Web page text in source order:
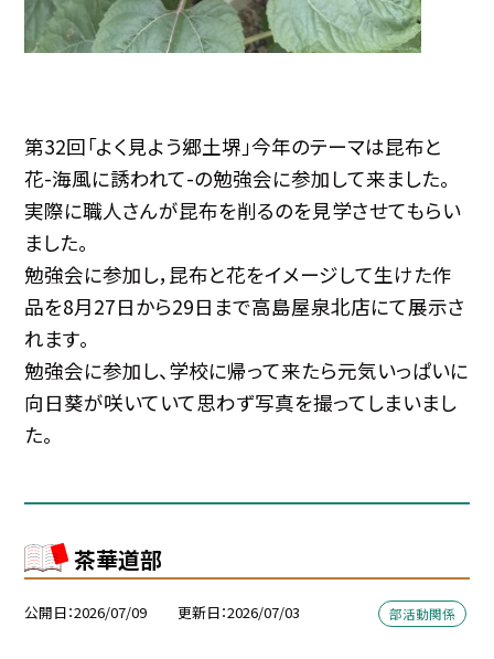
第32回「よく見よう郷土堺」今年のテーマは昆布と
花-海風に誘われて-の勉強会に参加して来ました。
実際に職人さんが昆布を削るのを見学させてもらい
ました。
勉強会に参加し，昆布と花をイメージして生けた作
品を8月27日から29日まで高島屋泉北店にて展示さ
れます。
勉強会に参加し、学校に帰って来たら元気いっぱいに
向日葵が咲いていて思わず写真を撮ってしまいまし
た。
茶華道部
公開日 2026/07/09 更新日 2026/07/03 部活動関係